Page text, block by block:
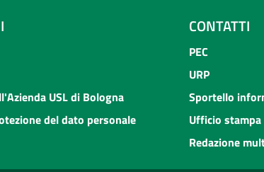
USL di Bologna
del dato personale
CONTATTI
PEC
URP
Sportello
Ufficio stampa
Redazione